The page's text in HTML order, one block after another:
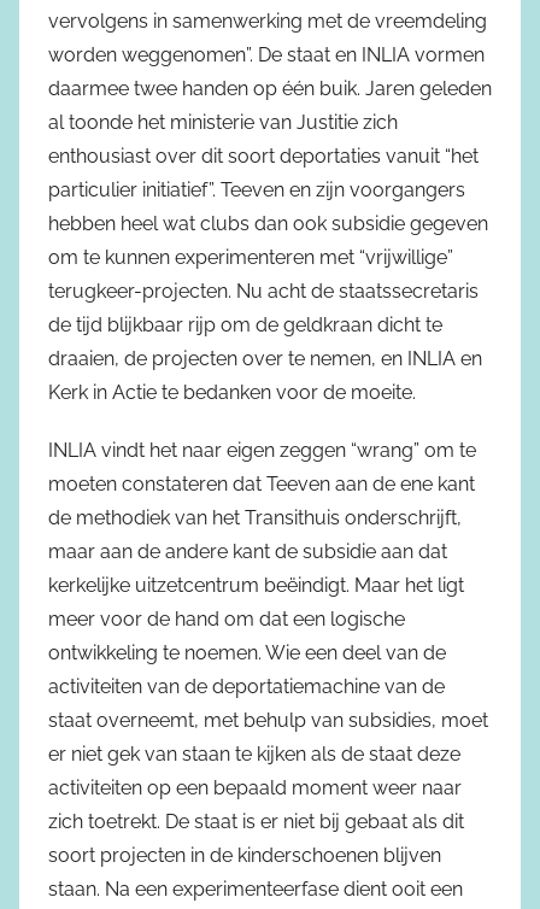
vervolgens in samenwerking met de vreemdeling
worden weggenomen”. De staat en INLIA vormen
daarmee twee handen op één buik. Jaren geleden
al toonde het ministerie van Justitie zich
enthousiast over dit soort deportaties vanuit “het
particulier initiatief”. Teeven en zijn voorgangers
hebben heel wat clubs dan ook subsidie gegeven
om te kunnen experimenteren met “vrijwillige”
terugkeer-projecten. Nu acht de staatssecretaris
de tijd blijkbaar rijp om de geldkraan dicht te
draaien, de projecten over te nemen, en INLIA en
Kerk in Actie te bedanken voor de moeite.
INLIA vindt het naar eigen zeggen “wrang” om te
moeten constateren dat Teeven aan de ene kant
de methodiek van het Transithuis onderschrijft,
maar aan de andere kant de subsidie aan dat
kerkelijke uitzetcentrum beëindigt. Maar het ligt
meer voor de hand om dat een logische
ontwikkeling te noemen. Wie een deel van de
activiteiten van de deportatiemachine van de
staat overneemt, met behulp van subsidies, moet
er niet gek van staan te kijken als de staat deze
activiteiten op een bepaald moment weer naar
zich toetrekt. De staat is er niet bij gebaat als dit
soort projecten in de kinderschoenen blijven
staan. Na een experimenteerfase dient ooit een